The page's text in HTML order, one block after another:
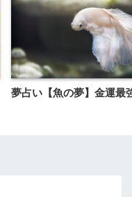
夢占い【魚の夢】金運最